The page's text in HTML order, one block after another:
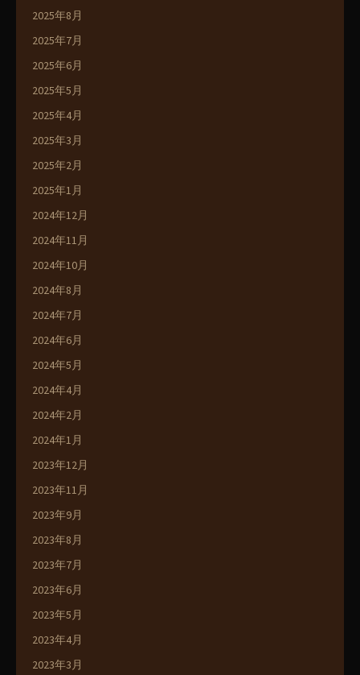
2025年8月
2025年7月
2025年6月
2025年5月
2025年4月
2025年3月
2025年2月
2025年1月
2024年12月
2024年11月
2024年10月
2024年8月
2024年7月
2024年6月
2024年5月
2024年4月
2024年2月
2024年1月
2023年12月
2023年11月
2023年9月
2023年8月
2023年7月
2023年6月
2023年5月
2023年4月
2023年3月